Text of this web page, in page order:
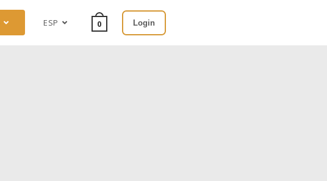
ESP 0 Login